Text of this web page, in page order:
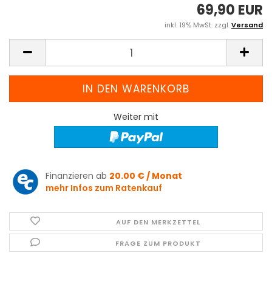
69,90 EUR
inkl. 19% MwSt. zzgl.Versand
Weiter mit
Finanzieren ab 20.00 € / Monat
mehr Infos zum Ratenkauf
AUF DEN MERKZETTEL
FRAGE ZUM PRODUKT